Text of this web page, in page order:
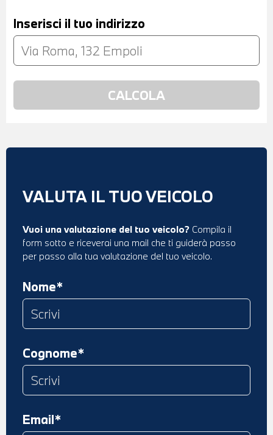
Inserisci il tuo indirizzo
VALUTA IL TUO VEICOLO
Vuoi una valutazione del tuo veicolo? Compila il
form sotto e riceverai una mail che ti guiderà passo
per passo alla tua valutazione del tuo veicolo.
Nome*
Cognome*
Email*